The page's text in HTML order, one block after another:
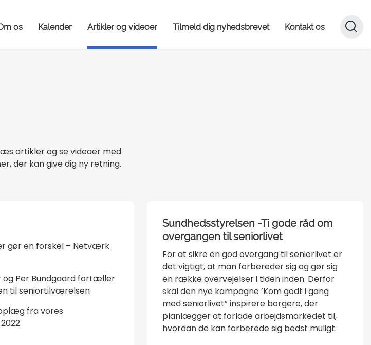
os Kalender Artikler og videoer Tilmeld dig nyhedsbrevet Kontakt os
artikler og se videoer med
der kan give dig ny retning.
gør en forskel – Netværk
og Per Bundgaard fortæller
til seniortilværelsen
fra vores
Sundhedsstyrelsen -Ti gode råd om
overgangen til seniorlivet
For at sikre en god overgang til seniorlivet er
det vigtigt, at man forbereder sig og gør sig
en række overvejelser i tiden inden. Derfor
skal den nye kampagne ’Kom godt i gang
med seniorlivet” inspirere borgere, der
planlægger at forlade arbejdsmarkedet til,
hvordan de kan forberede sig bedst muligt.